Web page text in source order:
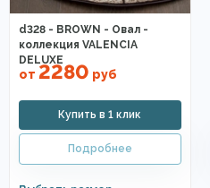
d328 - BROWN - Овал -
коллекция VALENCIA
DELUXE
от 2280 руб